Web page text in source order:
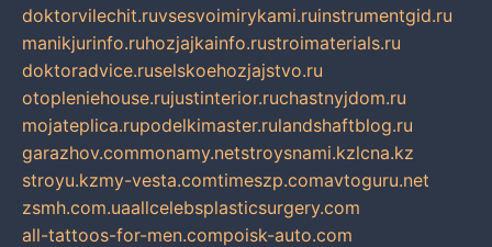
doktorvilechit.ruvsesvoimirykami.ruinstrumentgid.ru
manikjurinfo.ruhozjajkainfo.rustroimaterials.ru
doktoradvice.ruselskoehozjajstvo.ru
otopleniehouse.rujustinterior.ruchastnyjdom.ru
mojateplica.rupodelkimaster.rulandshaftblog.ru
garazhov.commonamy.netstroysnami.kzlcna.kz
stroyu.kzmy-vesta.comtimeszp.comavtoguru.net
zsmh.com.uaallcelebsplasticsurgery.com
all-tattoos-for-men.compoisk-auto.com